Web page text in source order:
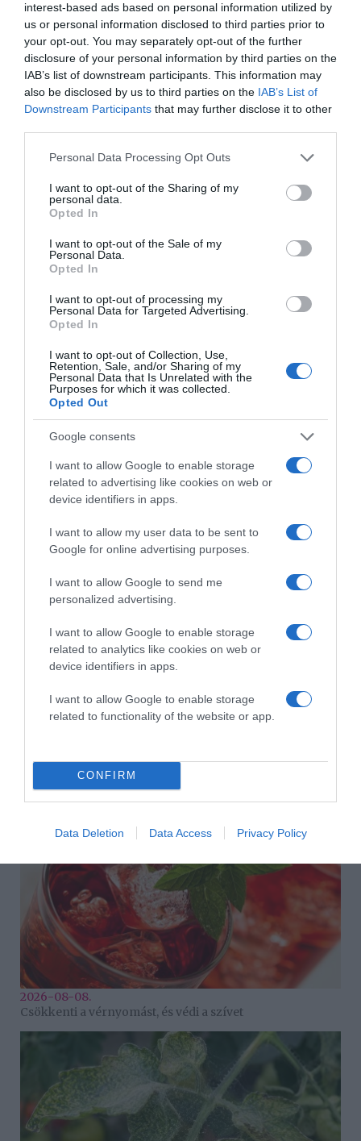
interest-based ads based on personal information utilized by
us or personal information disclosed to third parties prior to
your opt-out. You may separately opt-out of the further
disclosure of your personal information by third parties on the
IAB’s list of downstream participants. This information may
also be disclosed by us to third parties on the IAB’s List of
Downstream Participants that may further disclose it to other
Please note that this website/app uses one or more Google
not limited to your visit or usage behaviour. You may click to
grant or deny consent to Google and its third-party tags to
use your data for below specified purposes in below Google
consent section.
Personal Data Processing Opt Outs
I want to opt-out of the Sharing of my
personal data.
Opted In
I want to opt-out of the Sale of my
Personal Data.
Opted In
I want to opt-out of processing my
Personal Data for Targeted Advertising.
Opted In
I want to opt-out of Collection, Use,
Retention, Sale, and/or Sharing of my
Personal Data that Is Unrelated with the
Purposes for which it was collected.
Opted Out
Google consents
I want to allow Google to enable storage
related to advertising like cookies on web or
device identifiers in apps.
I want to allow my user data to be sent to
Google for online advertising purposes.
I want to allow Google to send me
personalized advertising.
I want to allow Google to enable storage
related to analytics like cookies on web or
device identifiers in apps.
I want to allow Google to enable storage
related to functionality of the website or app.
CONFIRM
Data Deletion Data Access Privacy Policy
gyakorolni rá. Egyszerűen élvezd az együtt töltött időt,
minden elvárás nélkül. Hidd el, ezt ő is értékelni fogja.
Saját hobbija van, és azt akarja, hogy Neked is legyen
külön elfoglaltságod.
Csak azért, mert megismerkedtetek, még nem fogja
utazott, vagy edzésre járt, azt azért tette, hogy ki tudjon
szüksége lesz, nem tilthatod el tőle. Ahelyett, hogy
megsértődnél, inkább használd ki ezt az énidőt, és
megfelelően.
Egy független nőnek is van számos erős oldala, és persze
másként élnek, mint az átlag, ezért mást is vár el egy
kapcsolattól. De, ha követed a tanácsainkat, akkor megéri
Címkék: randi,tanácsok
Korábbi bejegyzések Következő bejegyzés
HASONLÓ BEJEGYZÉSEK
2026-08-08.
Csökkenti a vérnyomást, és védi a szívet